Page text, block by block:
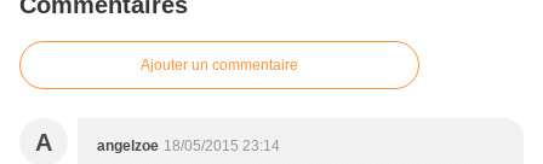
Ajouter un commentaire
A angelzoe 18/05/2015 23:14